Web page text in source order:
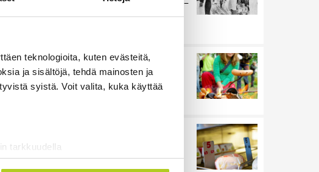
teknologioita, kuten evästeitä,
ja sisältöjä, tehdä mainosten ja
syistä. Voit valita, kuka käyttää
tarkkuudella
muodostaminen)
kätensä Hitler-tervehdykseen –
Miksi ihmeessä?
Ihmiset kahmivat nyt näitä
tuotteita Lidleistä –
”Hittitrendi”
muita herkemmin sydän- ja
verisuonitauteihin, sanoo